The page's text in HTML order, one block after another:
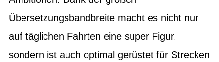
Übersetzungsbandbreite macht es nicht nur
auf täglichen Fahrten eine super Figur,
sondern ist auch optimal gerüstet für Strecken